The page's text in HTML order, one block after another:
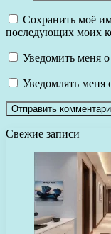
Сохранить моё
последующих моих
Уведомить меня
Уведомлять меня
Свежие записи